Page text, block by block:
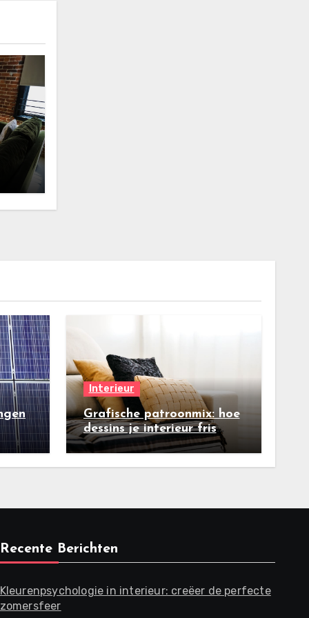
Interieur
Grafische patroonmix: hoe
dessins je interieur fris
maken
Recente Berichten
Kleurenpsychologie in interieur: creëer de perfecte
zomersfeer